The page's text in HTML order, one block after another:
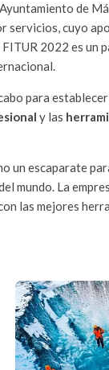
de
servicios, cuyo
2022 es un
para
y las
un escaparate
mundo. La
las mejores